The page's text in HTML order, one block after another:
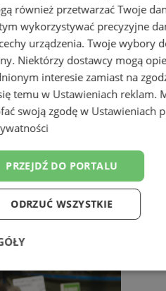
przy Dworcu
również przetwarzać Twoje
wykorzystywać precyzyjne
urządzenia. Twoje wybory
Niektórzy dostawcy mogą
interesie zamiast na
temu w Ustawieniach reklam.
swoją zgodę w Ustawieniach
PRZEJDŹ DO PORTALU
ODRZUĆ WSZYSTKIE
Wydajność